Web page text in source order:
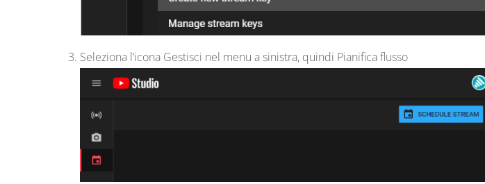
Seleziona l’icona Gestisci nel menu a sinistra, quindi Pianifica flusso